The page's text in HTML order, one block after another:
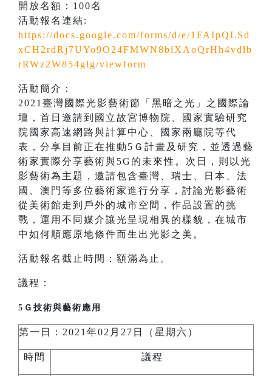
開放名額：100名
活動報名連結:
https://docs.google.com/forms/d/e/1FAIpQLSd
xCH2rdRj7UYo9O24FMWN8blXAoQrHh4vdlb
rRWz2W854glg/viewform
活動簡介：
2021臺灣國際光影藝術節「黑暗之光」之國際論
壇，首日邀請到國立故宮博物院、國家實驗研究
院國家高速網路與計算中心、國家兩廳院等代
表，分享目前正在推動5Ｇ計畫及研究，並透過藝
術家實際分享藝術與5G的未來性。次日，則以光
影藝術為主題，邀請包含臺灣、瑞士、日本、法
國、澳門等多位藝術家進行分享，討論光影藝術
從美術館走到戶外的城市空間，作品設置的挑
戰，運用不同媒介讓光呈現相異的樣貌，在城市
中如何順應原地條件而生出光影之美。
活動報名截止時間：額滿為止。
議程：
5Ｇ技術與藝術應用
第一日：2021年02月27日（星期六）
時間 議程